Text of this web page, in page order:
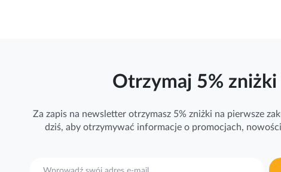
Otrzymaj 5% zniżki
Za zapis na newsletter otrzymasz 5% zniżki na pierwsze
dziś, aby otrzymywać informacje o promocjach,